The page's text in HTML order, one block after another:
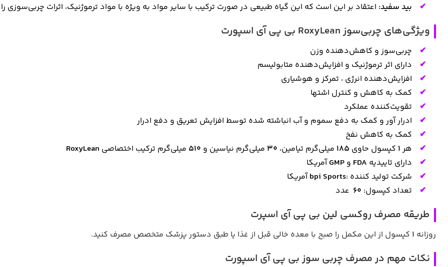
بید سفید: اعتقاد بر این است که این گیاه طبیعی در صورت ترکیب با سایر مواد به ویژه با مواد ترموژنیک، اثرات چربی‌سوزی
ویژگی‌های چربی‌سوز RoxyLean بی پی آی اسپورت
چربی‌سوز و کاهش‌دهنده وزن
دارای اثر ترموژنیک و افزایش‌دهنده متابولیسم
افزایش‌دهنده انرژی ، تمرکز و هوشیاری
کمک به کاهش و کنترل اشتها
تقویت‌کننده عملکرد
ادرار آور و کمک به دفع سموم و آب انباشته شده توسط افزایش تعریق و دفع ادرار
کمک به کاهش نفخ
هر 1 کپسول حاوی 185 میلی‌گرم تیامین، 30 میلی‌گرم نیاسین و 510 میلی‌گرم ترکیب اختصاصی RoxyLean
دارای تاییدیه FDA و GMPآمریکا
شرکت تولید کننده :bpi Sports آمریکا
تعداد کپسول: 60 عدد
طریقه مصرف روکسی لین بی پی آی اسپرت
روزانه 1 کپسول از این مکمل را صبح با معده خالی قبل از غذا یا طبق دستور پزشک متخصص مصرف کنید.
نکات مهم در مصرف چربی سوز بی پی آی اسپورت